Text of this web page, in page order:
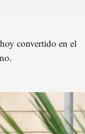
convertido en el